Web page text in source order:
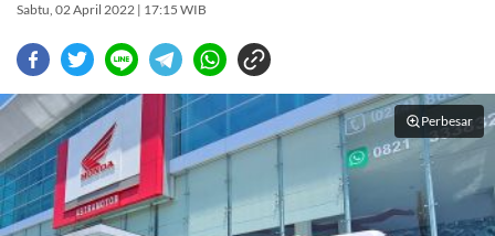
Sabtu, 02 April 2022 | 17:15 WIB
Perbesar